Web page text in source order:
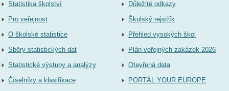
Statistika školství
Pro veřejnost
O školské statistice
Sběry statistických dat
Statistické výstupy a analýzy
Číselníky a klasifikace
Důležité odkazy
Školský rejstřík
Přehled vysokých škol
Plán veřejných zakázek 2026
Otevřená data
PORTÁL YOUR EUROPE